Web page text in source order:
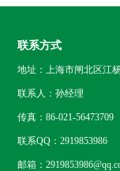
联系方式
地址：上海市闸北区江
联系人：孙经理
传真：86-021-56473709
联系QQ：2919853986
邮箱：